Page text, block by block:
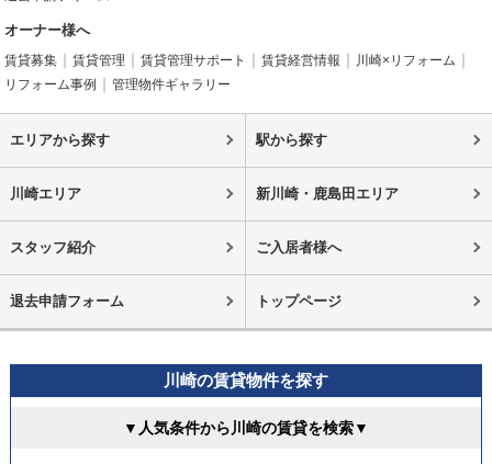
オーナー様へ
賃貸募集 賃貸管理 賃貸管理サポート 賃貸経営情報
川崎×リフォーム
リフォーム事例
管理物件ギャラリー
エリアから探す 駅から探す
川崎エリア 新川崎・鹿島田エリア
スタッフ紹介 ご入居者様へ
退去申請フォーム トップページ
川崎の賃貸物件を探す
▼人気条件から川崎の賃貸を検索▼